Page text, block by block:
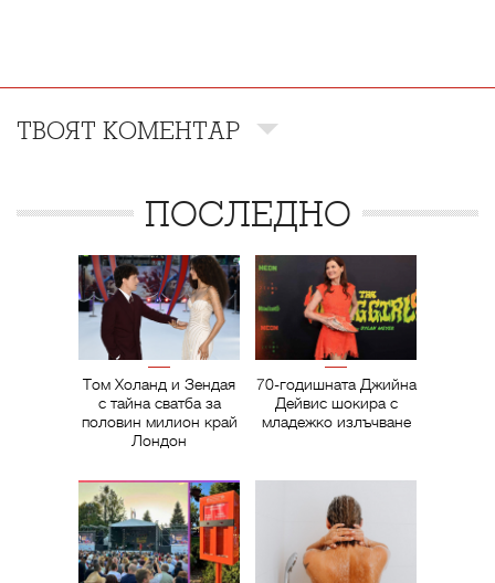
ТВОЯТ КОМЕНТАР
ПОСЛЕДНО
Том Холанд и Зендая
с тайна сватба за
половин милион край
Лондон
70-годишната Джийна
Дейвис шокира с
младежко излъчване